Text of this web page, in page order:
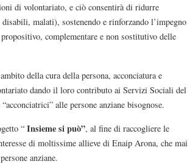
di volontariato, e ciò consentirà di ridurre
malati), sostenendo e rinforzando l’impegno
complementare e non sostitutivo delle
della cura della persona, acconciatura e
dando il loro contributo ai Servizi Sociali del
alle persone anziane bisognose.
“ Insieme si può”, al fine di raccogliere le
di moltissime allieve di Enaip Arona, che mai
anziane.